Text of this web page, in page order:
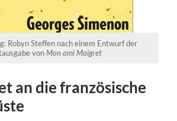
Robyn Steffen nach einem Entwurf der
vonMon ami Maigret
an die französische